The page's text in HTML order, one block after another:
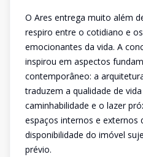
O Ares entrega muito além
respiro entre o cotidiano e
emocionantes da vida. A
inspirou em aspectos
contemporâneo: a
traduzem a qualidade de
caminhabilidade e o lazer
espaços internos e externos
disponibilidade do imóvel
prévio.